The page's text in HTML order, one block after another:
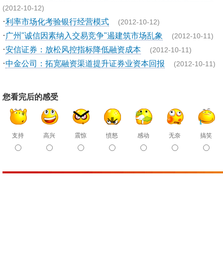
(2012-10-12)
·利率市场化考验银行经营模式 (2012-10-12)
· 广州"诚信因素纳入交易竞争"遏建筑市场乱象 (2012-10-11)
·安信证券：放松风控指标降低融资成本 (2012-10-11)
·中金公司：拓宽融资渠道提升证券业资本回报 (2012-10-11)
您看完后的感受
支持 高兴 震惊 愤怒 感动 无奈 搞笑